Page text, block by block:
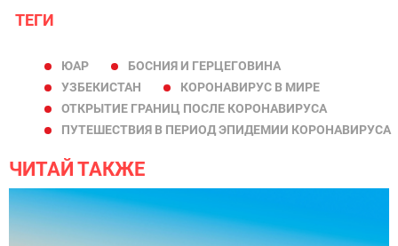
ТЕГИ
ЮАР
БОСНИЯ И ГЕРЦЕГОВИНА
УЗБЕКИСТАН
КОРОНАВИРУС В МИРЕ
ОТКРЫТИЕ ГРАНИЦ ПОСЛЕ КОРОНАВИРУСА
ПУТЕШЕСТВИЯ В ПЕРИОД ЭПИДЕМИИ КОРОНАВИРУСА
ЧИТАЙ ТАКЖЕ